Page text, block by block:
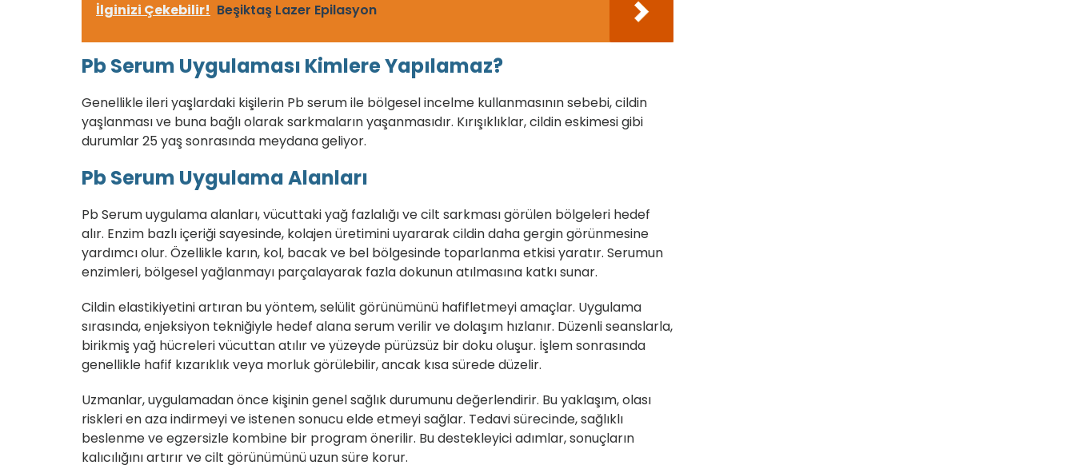
İlginizi Çekebilir! Beşiktaş Lazer Epilasyon
Pb Serum Uygulaması Kimlere Yapılamaz?
Genellikle ileri yaşlardaki kişilerin Pb serum ile bölgesel incelme kullanmasının sebebi, cildin
yaşlanması ve buna bağlı olarak sarkmaların yaşanmasıdır. Kırışıklıklar, cildin eskimesi gibi
durumlar 25 yaş sonrasında meydana geliyor.
Pb Serum Uygulama Alanları
Pb Serum uygulama alanları, vücuttaki yağ fazlalığı ve cilt sarkması görülen bölgeleri hedef
alır. Enzim bazlı içeriği sayesinde, kolajen üretimini uyararak cildin daha gergin görünmesine
yardımcı olur. Özellikle karın, kol, bacak ve bel bölgesinde toparlanma etkisi yaratır. Serumun
enzimleri, bölgesel yağlanmayı parçalayarak fazla dokunun atılmasına katkı sunar.
Cildin elastikiyetini artıran bu yöntem, selülit görünümünü hafifletmeyi amaçlar. Uygulama
sırasında, enjeksiyon tekniğiyle hedef alana serum verilir ve dolaşım hızlanır. Düzenli seanslarla,
birikmiş yağ hücreleri vücuttan atılır ve yüzeyde pürüzsüz bir doku oluşur. İşlem sonrasında
genellikle hafif kızarıklık veya morluk görülebilir, ancak kısa sürede düzelir.
Uzmanlar, uygulamadan önce kişinin genel sağlık durumunu değerlendirir. Bu yaklaşım, olası
riskleri en aza indirmeyi ve istenen sonucu elde etmeyi sağlar. Tedavi sürecinde, sağlıklı
beslenme ve egzersizle kombine bir program önerilir. Bu destekleyici adımlar, sonuçların
kalıcılığını artırır ve cilt görünümünü uzun süre korur.